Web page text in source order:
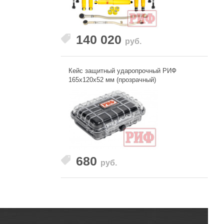
140 020 руб.
Кейс защитный ударопрочный РИФ
165х120х52 мм (прозрачный)
680 руб.